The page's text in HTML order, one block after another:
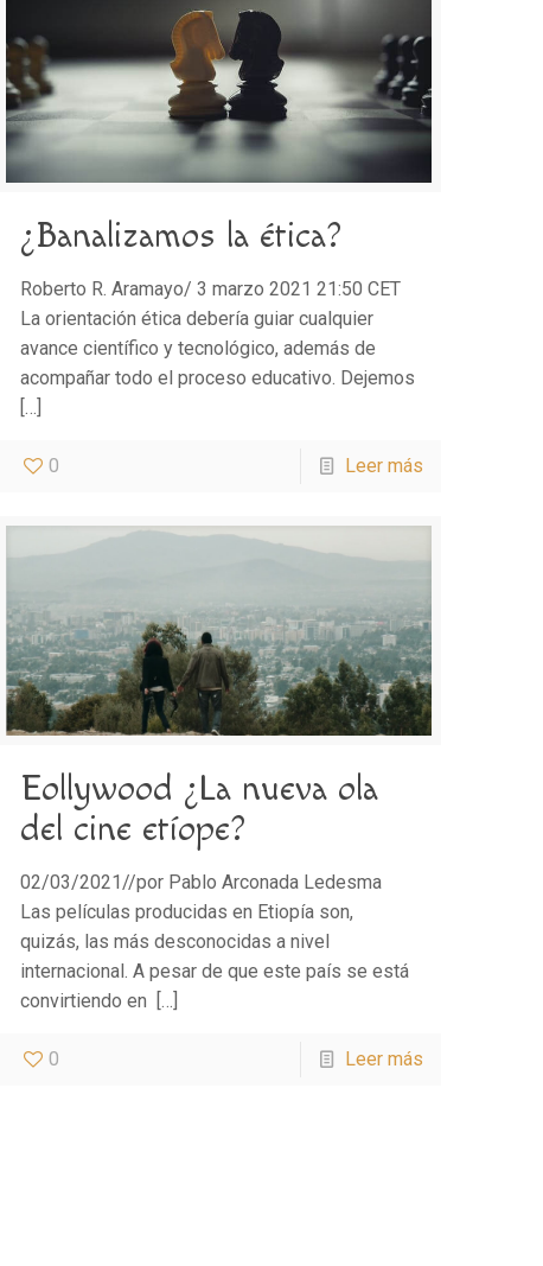
¿Banalizamos la ética?
Roberto R. Aramayo/ 3 marzo 2021 21:50 CET
La orientación ética debería guiar cualquier
avance científico y tecnológico, además de
acompañar todo el proceso educativo. Dejemos
[…]
0 Leer más
Eollywood ¿La nueva ola
del cine etíope?
02/03/2021//por Pablo Arconada Ledesma
Las películas producidas en Etiopía son,
quizás, las más desconocidas a nivel
internacional. A pesar de que este país se está
convirtiendo en […]
0 Leer más